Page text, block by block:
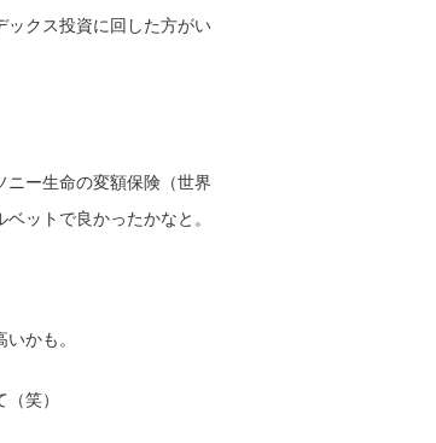
ックス投資に回した方がい
ニー生命の変額保険（世界
ットで良かったかなと。
かも。
笑）